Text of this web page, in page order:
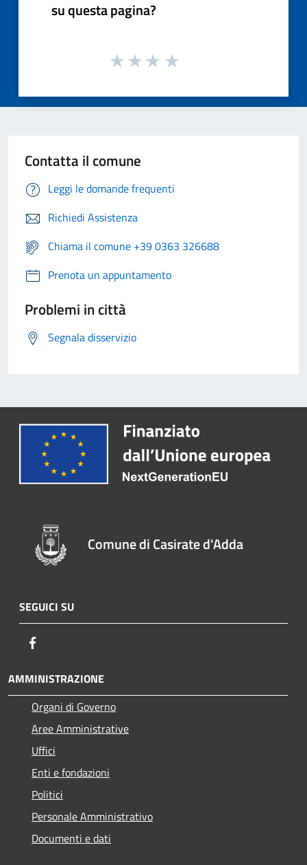
su questa pagina?
Contatta il comune
Leggi le domande frequenti
Richiedi Assistenza
Chiama il comune +39 0363 326688
Prenota un appuntamento
Problemi in città
Segnala disservizio
Comune di Casirate d'Adda
SEGUICI SU
AMMINISTRAZIONE
Organi di Governo
Aree Amministrative
Uffici
Enti e fondazioni
Politici
Personale Amministrativo
Documenti e dati